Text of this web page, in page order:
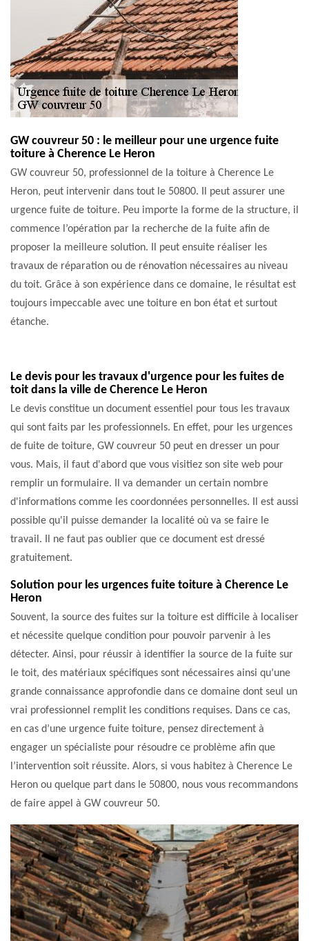
GW couvreur 50 : le meilleur pour une urgence fuite
toiture à Cherence Le Heron
GW couvreur 50, professionnel de la toiture à Cherence Le
Heron, peut intervenir dans tout le 50800. Il peut assurer une
urgence fuite de toiture. Peu importe la forme de la structure, il
commence l’opération par la recherche de la fuite afin de
proposer la meilleure solution. Il peut ensuite réaliser les
travaux de réparation ou de rénovation nécessaires au niveau
du toit. Grâce à son expérience dans ce domaine, le résultat est
toujours impeccable avec une toiture en bon état et surtout
étanche.
Le devis pour les travaux d'urgence pour les fuites de
toit dans la ville de Cherence Le Heron
Le devis constitue un document essentiel pour tous les travaux
qui sont faits par les professionnels. En effet, pour les urgences
de fuite de toiture, GW couvreur 50 peut en dresser un pour
vous. Mais, il faut d'abord que vous visitiez son site web pour
remplir un formulaire. Il va demander un certain nombre
d'informations comme les coordonnées personnelles. Il est aussi
possible qu'il puisse demander la localité où va se faire le
travail. Il ne faut pas oublier que ce document est dressé
gratuitement.
Solution pour les urgences fuite toiture à Cherence Le
Heron
Souvent, la source des fuites sur la toiture est difficile à localiser
et nécessite quelque condition pour pouvoir parvenir à les
détecter. Ainsi, pour réussir à identifier la source de la fuite sur
le toit, des matériaux spécifiques sont nécessaires ainsi qu’une
grande connaissance approfondie dans ce domaine dont seul un
vrai professionnel remplit les conditions requises. Dans ce cas,
en cas d’une urgence fuite toiture, pensez directement à
engager un spécialiste pour résoudre ce problème afin que
l’intervention soit réussite. Alors, si vous habitez à Cherence Le
Heron ou quelque part dans le 50800, nous vous recommandons
de faire appel à GW couvreur 50.